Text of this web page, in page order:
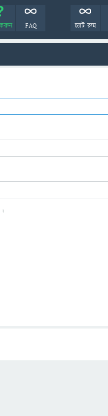
করুন FAQ চ্যাট রুম